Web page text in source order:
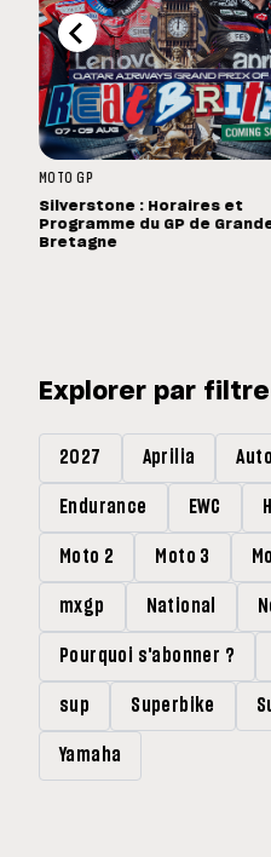
MOTO GP
Silverstone : Horaires et
Programme du GP de
Bretagne
Explorer par filtre
2027 Aprilia Auto
Endurance EWC
Moto 2 Moto 3
mxgp National
Pourquoi s'abonner ?
sup Superbike
Yamaha